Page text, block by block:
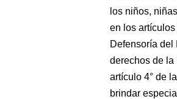
los niños,
en los
Defensoría
derechos de la
artículo 4° de
brindar